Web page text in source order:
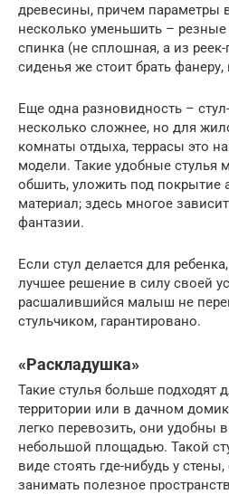
древесины, причем параметры
несколько уменьшить –
спинка (не сплошная, а из
сиденья же стоит брать
Еще одна разновидность –
несколько сложнее, но для
комнаты отдыха, террасы это
модели. Такие удобные стулья
обшить, уложить под покрытие
материал; здесь многое
фантазии.
Если стул делается для
лучшее решение в силу своей
расшалившийся малыш не
стульчиком, гарантировано.
«Раскладушка»
Такие стулья больше подходят
территории или в дачном
легко перевозить, они удобны
небольшой площадью. Такой
виде стоять где-нибудь у
занимать полезное